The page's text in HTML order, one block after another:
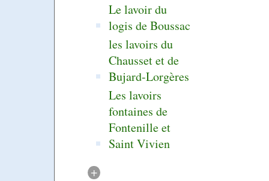
Le lavoir du
logis de Boussac
les lavoirs du
Chausset et de
Bujard-Lorgères
Les lavoirs
fontaines de
Fontenille et
Saint Vivien
+